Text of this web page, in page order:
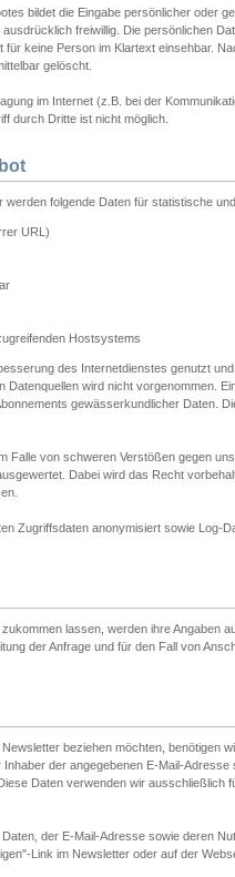
bildet die Eingabe persönlicher oder
freiwillig. Die persönlichen
keine Person im Klartext einsehbar.
gelöscht.
im Internet (z.B. bei der
durch Dritte ist nicht möglich.
werden folgende Daten für statistische
URL)
Hostsystems
des Internetdienstes genutzt
wird nicht vorgenommen.
gewässerkundlicher Daten.
Falle von schweren Verstößen gegen
Dabei wird das Recht
Zugriffsdaten anonymisiert sowie Log-
lassen, werden ihre Angaben
der Anfrage und für den Fall von
beziehen möchten, benötigen
der angegebenen E-Mail-
Daten verwenden wir ausschließlich
der E-Mail-Adresse sowie deren
Link im Newsletter oder auf der